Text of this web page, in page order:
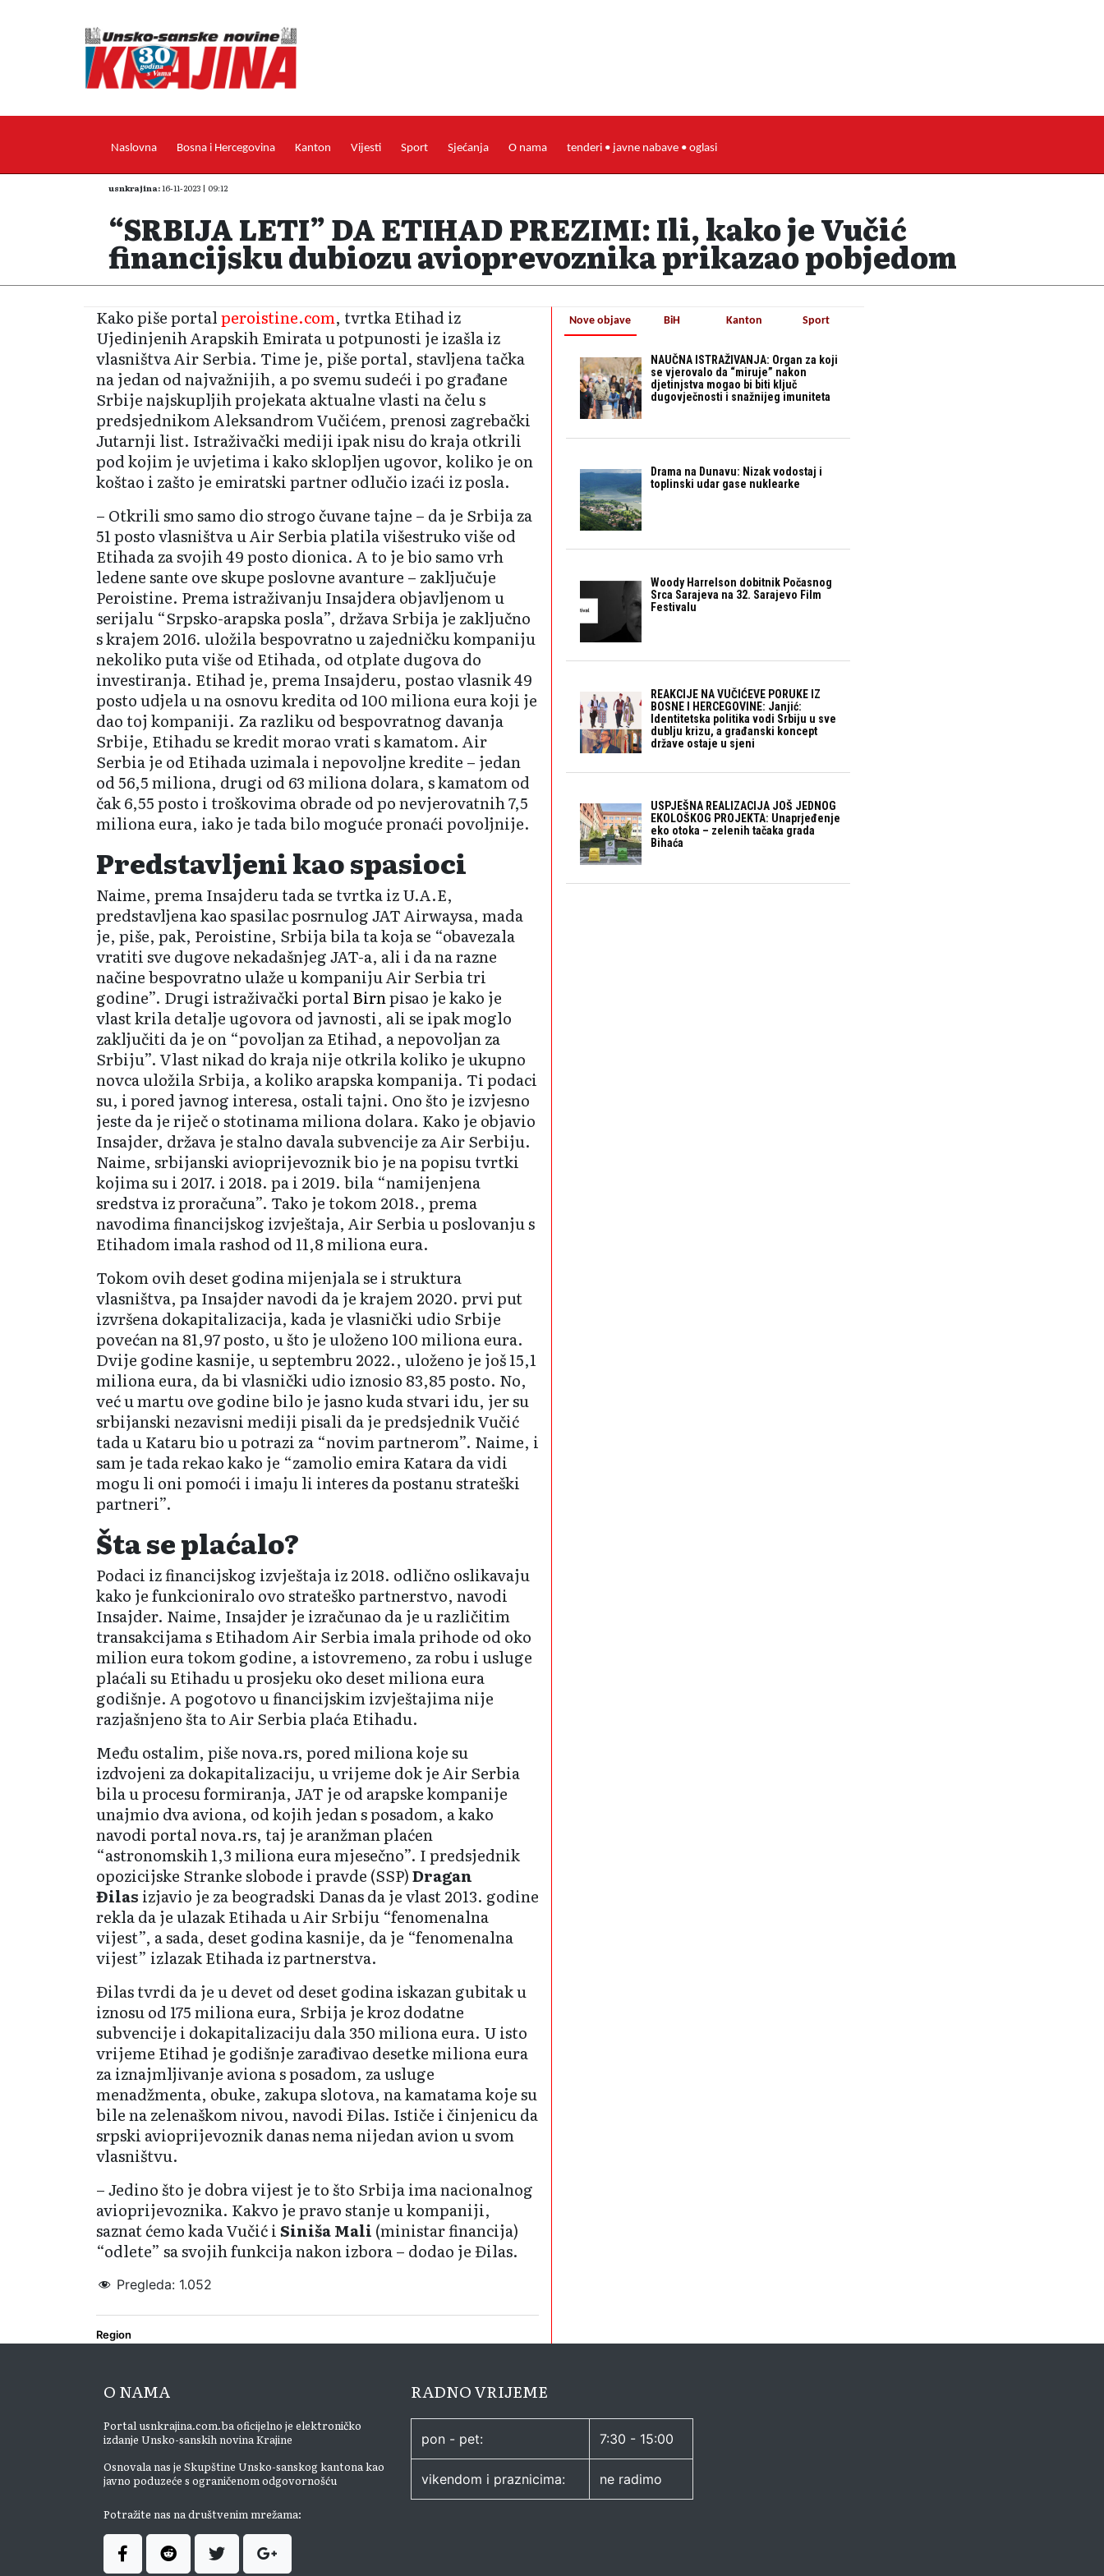
Naslovna Bosna i Hercegovina Kanton Vijesti Sport Sjećanja O nama tenderi • javne nabave • oglasi
usnkrajina:16-11-2023 | 09:12
“SRBIJA LETI” DA ETIHAD PREZIMI: Ili, kako je Vučić
financijsku dubiozu avioprevoznika prikazao pobjedom
Kako piše portalperoistine.com, tvrtka Etihad iz
Ujedinjenih Arapskih Emirata u potpunosti je izašla iz
vlasništva Air Serbia. Time je, piše portal, stavljena tačka
na jedan od najvažnijih, a po svemu sudeći i po građane
Srbije najskupljih projekata aktualne vlasti na čelu s
predsjednikom Aleksandrom Vučićem, prenosi zagrebački
Jutarnji list. Istraživački mediji ipak nisu do kraja otkrili
pod kojim je uvjetima i kako sklopljen ugovor, koliko je on
koštao i zašto je emiratski partner odlučio izaći iz posla.
– Otkrili smo samo dio strogo čuvane tajne – da je Srbija za
51 posto vlasništva u Air Serbia platila višestruko više od
Etihada za svojih 49 posto dionica. A to je bio samo vrh
ledene sante ove skupe poslovne avanture – zaključuje
Peroistine. Prema istraživanju Insajdera objavljenom u
serijalu “Srpsko-arapska posla”, država Srbija je zaključno
s krajem 2016. uložila bespovratno u zajedničku kompaniju
nekoliko puta više od Etihada, od otplate dugova do
investiranja. Etihad je, prema Insajderu, postao vlasnik 49
posto udjela u na osnovu kredita od 100 miliona eura koji je
dao toj kompaniji. Za razliku od bespovratnog davanja
Srbije, Etihadu se kredit morao vrati s kamatom. Air
Serbia je od Etihada uzimala i nepovoljne kredite – jedan
od 56,5 miliona, drugi od 63 miliona dolara, s kamatom od
čak 6,55 posto i troškovima obrade od po nevjerovatnih 7,5
miliona eura, iako je tada bilo moguće pronaći povoljnije.
Predstavljeni kao spasioci
Naime, prema Insajderu tada se tvrtka iz U.A.E,
predstavljena kao spasilac posrnulog JAT Airwaysa, mada
je, piše, pak, Peroistine, Srbija bila ta koja se “obavezala
vratiti sve dugove nekadašnjeg JAT-a, ali i da na razne
načine bespovratno ulaže u kompaniju Air Serbia tri
godine”. Drugi istraživački portal Birnpisao je kako je
vlast krila detalje ugovora od javnosti, ali se ipak moglo
zaključiti da je on “povoljan za Etihad, a nepovoljan za
Srbiju”. Vlast nikad do kraja nije otkrila koliko je ukupno
novca uložila Srbija, a koliko arapska kompanija. Ti podaci
su, i pored javnog interesa, ostali tajni. Ono što je izvjesno
jeste da je riječ o stotinama miliona dolara. Kako je objavio
Insajder, država je stalno davala subvencije za Air Serbiju.
Naime, srbijanski avioprijevoznik bio je na popisu tvrtki
kojima su i 2017. i 2018. pa i 2019. bila “namijenjena
sredstva iz proračuna”. Tako je tokom 2018., prema
navodima financijskog izvještaja, Air Serbia u poslovanju s
Etihadom imala rashod od 11,8 miliona eura.
Tokom ovih deset godina mijenjala se i struktura
vlasništva, pa Insajder navodi da je krajem 2020. prvi put
izvršena dokapitalizacija, kada je vlasnički udio Srbije
povećan na 81,97 posto, u što je uloženo 100 miliona eura.
Dvije godine kasnije, u septembru 2022., uloženo je još 15,1
miliona eura, da bi vlasnički udio iznosio 83,85 posto. No,
već u martu ove godine bilo je jasno kuda stvari idu, jer su
srbijanski nezavisni mediji pisali da je predsjednik Vučić
tada u Kataru bio u potrazi za “novim partnerom”. Naime, i
sam je tada rekao kako je “zamolio emira Katara da vidi
mogu li oni pomoći i imaju li interes da postanu strateški
partneri”.
Šta se plaćalo?
Podaci iz financijskog izvještaja iz 2018. odlično oslikavaju
kako je funkcioniralo ovo strateško partnerstvo, navodi
Insajder. Naime, Insajder je izračunao da je u različitim
transakcijama s Etihadom Air Serbia imala prihode od oko
milion eura tokom godine, a istovremeno, za robu i usluge
plaćali su Etihadu u prosjeku oko deset miliona eura
godišnje. A pogotovo u financijskim izvještajima nije
razjašnjeno šta to Air Serbia plaća Etihadu.
Među ostalim, piše nova.rs, pored miliona koje su
izdvojeni za dokapitalizaciju, u vrijeme dok je Air Serbia
bila u procesu formiranja, JAT je od arapske kompanije
unajmio dva aviona, od kojih jedan s posadom, a kako
navodi portal nova.rs, taj je aranžman plaćen
“astronomskih 1,3 miliona eura mjesečno”. I predsjednik
opozicijske Stranke slobode i pravde (SSP)Dragan
Đilas izjavio je za beogradski Danas da je vlast 2013. godine
rekla da je ulazak Etihada u Air Srbiju “fenomenalna
vijest”, a sada, deset godina kasnije, da je “fenomenalna
vijest” izlazak Etihada iz partnerstva.
Đilas tvrdi da je u devet od deset godina iskazan gubitak u
iznosu od 175 miliona eura, Srbija je kroz dodatne
subvencije i dokapitalizaciju dala 350 miliona eura. U isto
vrijeme Etihad je godišnje zarađivao desetke miliona eura
za iznajmljivanje aviona s posadom, za usluge
menadžmenta, obuke, zakupa slotova, na kamatama koje su
bile na zelenaškom nivou, navodi Đilas. Ističe i činjenicu da
srpski avioprijevoznik danas nema nijedan avion u svom
vlasništvu.
– Jedino što je dobra vijest je to što Srbija ima nacionalnog
avioprijevoznika. Kakvo je pravo stanje u kompaniji,
saznat ćemo kada Vučić iSiniša Mali (ministar financija)
“odlete” sa svojih funkcija nakon izbora – dodao je Đilas.
Pregleda: 1.052
Region
Nove objave
NAUČNA ISTRAŽIVANJA: Organ za koji
se vjerovalo da “miruje” nakon
djetinjstva mogao bi biti ključ
dugovječnosti i snažnijeg imuniteta
Drama na Dunavu: Nizak vodostaj i
toplinski udar gase nuklearke
Woody Harrelson dobitnik Počasnog
Srca Sarajeva na 32. Sarajevo Film
Festivalu
REAKCIJE NA VUČIĆEVE PORUKE IZ
BOSNE I HERCEGOVINE: Janjić:
Identitetska politika vodi Srbiju u sve
dublju krizu, a građanski koncept
države ostaje u sjeni
USPJEŠNA REALIZACIJA JOŠ JEDNOG
EKOLOŠKOG PROJEKTA: Unaprjeđenje
eko otoka – zelenih tačaka grada
Bihaća
BiH Kanton Sport
O NAMA
Portal usnkrajina.com.ba oficijelno je elektroničko
izdanje Unsko-sanskih novina Krajine
Osnovala nas je Skupštine Unsko-sanskog kantona kao
javno poduzeće s ograničenom odgovornošću
Potražite nas na društvenim mrežama:
RADNO VRIJEME
pon - pet: 7:30 - 15:00
vikendom i praznicima: ne radimo